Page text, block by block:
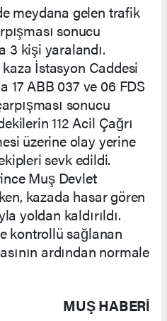
meydana gelen trafik
sonucu
3 kişi yaralandı.
İstasyon Caddesi
17 ABB 037 ve 06 FDS
sonucu
112 Acil Çağrı
üzerine olay yerine
sevk edildi.
Muş Devlet
kazada hasar gören
yoldan kaldırıldı.
kontrollü sağlanan
ardından normale
MUŞ HABERİ